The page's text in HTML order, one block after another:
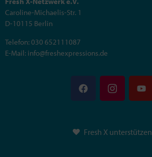
Caroline-Michaelis-Str. 1
D-10115 Berlin
Telefon: 030 652111087
E-Mail: info@freshexpressions.de
Fresh X unterstützen